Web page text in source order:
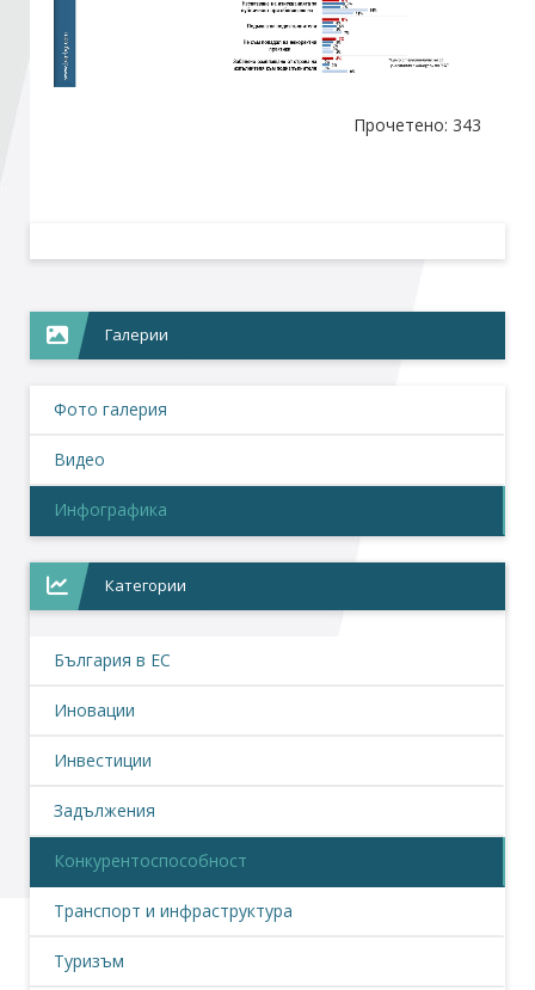
Стани член
Абонирайте се!
Прочетено: 343
Галерии
Фото галерия
Видео
Инфографика
Категории
България в ЕС
Иновации
Инвестиции
Задължения
Конкурентоспособност
Транспорт и инфраструктура
Туризъм